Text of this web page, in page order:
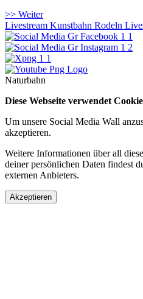
>> Weiter
Livestream Kunstbahn Rodeln
Naturbahn
Diese Webseite verwendet
Um unsere Social Media Wall
akzeptieren.
Weitere Informationen über all
deiner persönlichen Daten findest
externen Anbieters.
Akzeptieren